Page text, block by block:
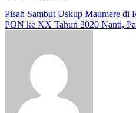
Navigasi
pos
Pisah Sambut Uskup Maumere di
PON ke XX Tahun 2020 Nanti,